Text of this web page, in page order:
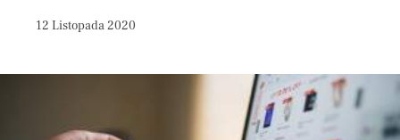
12 Listopada 2020